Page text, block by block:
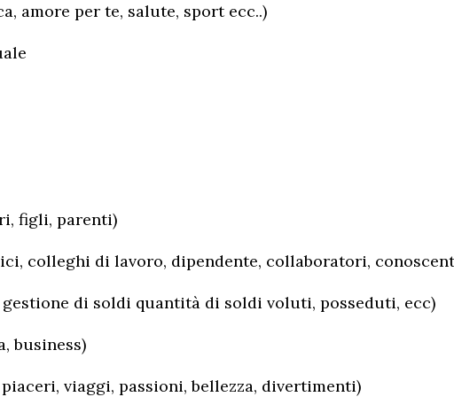
amore per te, salute, sport ecc..)
figli, parenti)
colleghi di lavoro, dipendente, collaboratori,
di soldi quantità di soldi voluti, posseduti, ecc)
business)
viaggi, passioni, bellezza, divertimenti)